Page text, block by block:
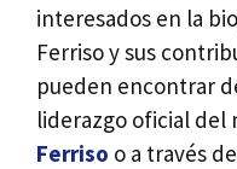
interesados en la
Ferriso y sus
pueden encontrar
liderazgo oficial del
Ferriso o a través